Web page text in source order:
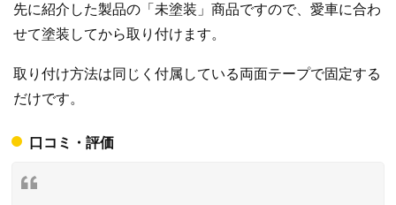
先に紹介した製品の「未塗装」商品ですので、愛車に合わ
せて塗装してから取り付けます。
取り付け方法は同じく付属している両面テープで固定する
だけです。
口コミ・評価